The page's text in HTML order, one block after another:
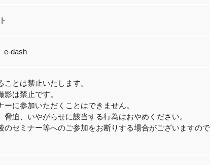
e-dash
とは禁止いたします。
は禁止です。
に参加いただくことはできません。
迫、いやがらせに該当する行為はおやめください。
のセミナー等へのご参加をお断りする場合がございますの